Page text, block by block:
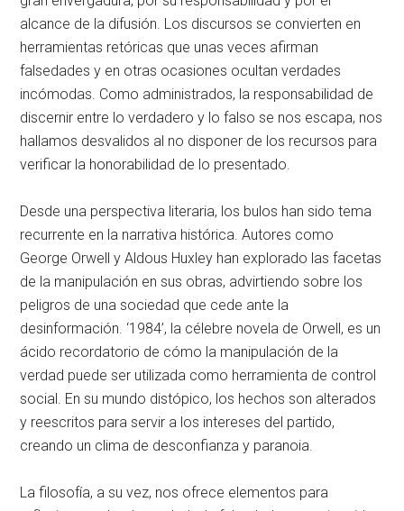
alcance de la difusión. Los discursos se convierten en
herramientas retóricas que unas veces afirman
falsedades y en otras ocasiones ocultan verdades
incómodas. Como administrados, la responsabilidad de
discernir entre lo verdadero y lo falso se nos escapa, nos
hallamos desvalidos al no disponer de los recursos para
verificar la honorabilidad de lo presentado.
Desde una perspectiva literaria, los bulos han sido tema
recurrente en la narrativa histórica. Autores como
George Orwell y Aldous Huxley han explorado las facetas
de la manipulación en sus obras, advirtiendo sobre los
peligros de una sociedad que cede ante la
desinformación. ‘1984’, la célebre novela de Orwell, es un
ácido recordatorio de cómo la manipulación de la
verdad puede ser utilizada como herramienta de control
social. En su mundo distópico, los hechos son alterados
y reescritos para servir a los intereses del partido,
creando un clima de desconfianza y paranoia.
La filosofía, a su vez, nos ofrece elementos para